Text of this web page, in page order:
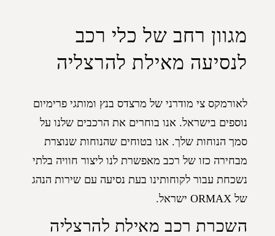
מגוון רחב של כלי רכב
לנסיעה מאילת להרצליה
לאורמקס צי מודרני של מרצדס בנץ ומותגי פרימיום
נוספים בישראל. אנו בוחרים את הרכבים שלנו על
סמך הנוחות שלך. אנו בטוחים שהנוחות שנוצרת
מבחירה כזו של רכב מאפשרת לנו ליצור חוויה בלתי
נשכחת עבור לקוחותינו בעת נסיעה עם שירות הנהג
של ORMAX ישראל.
השכרת רכב מאילת להרצליה